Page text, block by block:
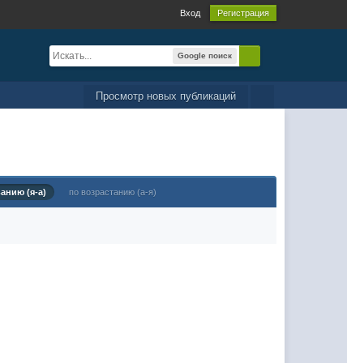
Вход Регистрация
Google поиск
Просмотр новых публикаций
(я-а) по возрастанию (а-я)